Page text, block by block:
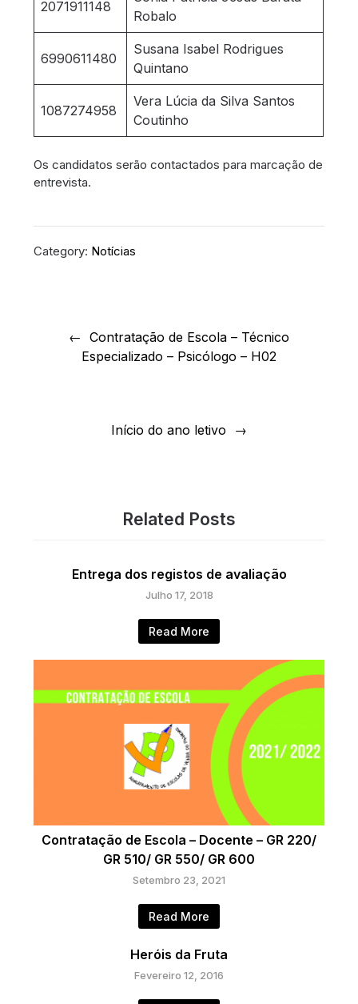
2071911148
Robalo
6990611480
Susana Isabel Rodrigues
Quintano
1087274958
Vera Lúcia da Silva Santos
Coutinho
Os candidatos serão contactados para marcação de
entrevista.
Category: Notícias
Contratação de Escola – Técnico
Especializado – Psicólogo – H02
Início do ano letivo
Related Posts
Entrega dos registos de avaliação
Julho 17, 2018
Read More
Contratação de Escola – Docente – GR 220/
GR 510/ GR 550/ GR 600
Setembro 23, 2021
Read More
Heróis da Fruta
Fevereiro 12, 2016